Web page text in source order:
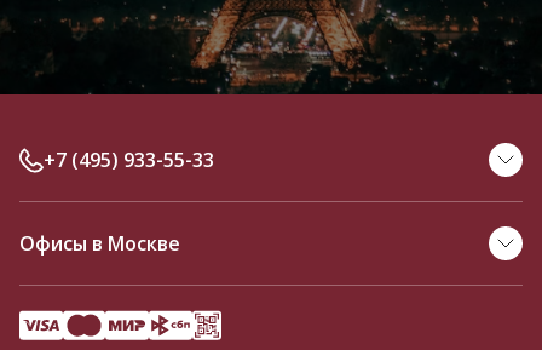
+7 (495) 933-55-33
Офисы в Москве